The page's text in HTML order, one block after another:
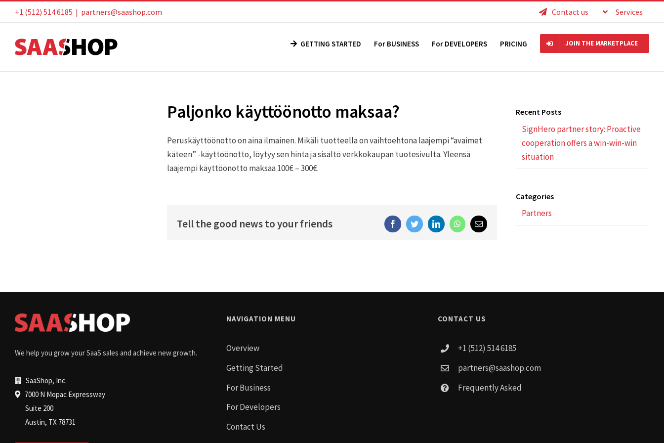
to
+1 (512) 514 6185 | partners@saashop.com Contact us Services
GETTING STARTED For BUSINESS For DEVELOPERS PRICING JOIN THE MARKETPLACE
Paljonko käyttöönotto maksaa?
Peruskäyttöönotto on aina ilmainen. Mikäli tuotteella on vaihtoehtona laajempi “avaimet
käteen” -käyttöönotto, löytyy sen hinta ja sisältö verkkokaupan tuotesivulta. Yleensä
laajempi käyttöönotto maksaa 100€ – 300€.
Tell the good news to your friends FacebookTwitterLinkedInWhatsApp
Email
Recent Posts
SignHero partner story: Proactive
cooperation offers a win-win-win
situation
Categories
Partners
We help you grow your SaaS sales and achieve new growth.
SaaShop, Inc.
7000 N Mopac Expressway
Suite 200
Austin, TX 78731
NAVIGATION MENU
Overview
Getting Started
For Business
For Developers
Contact Us
CONTACT US
+1 (512) 514 6185
partners@saashop.com
Frequently Asked